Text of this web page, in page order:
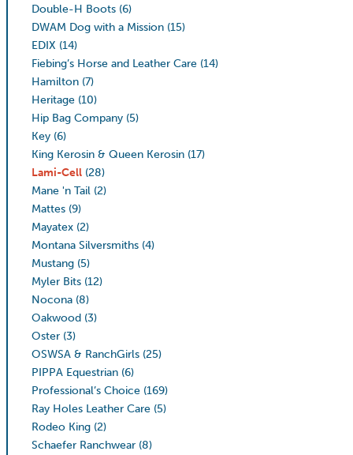
Double-H Boots (6)
DWAM Dog with a Mission (15)
EDIX (14)
Fiebing’s Horse and Leather Care (14)
Hamilton (7)
Heritage (10)
Hip Bag Company (5)
Key (6)
King Kerosin & Queen Kerosin (17)
Lami-Cell (28)
Mane 'n Tail (2)
Mattes (9)
Mayatex (2)
Montana Silversmiths (4)
Mustang (5)
Myler Bits (12)
Nocona (8)
Oakwood (3)
Oster (3)
OSWSA & RanchGirls (25)
PIPPA Equestrian (6)
Professional’s Choice (169)
Ray Holes Leather Care (5)
Rodeo King (2)
Schaefer Ranchwear (8)